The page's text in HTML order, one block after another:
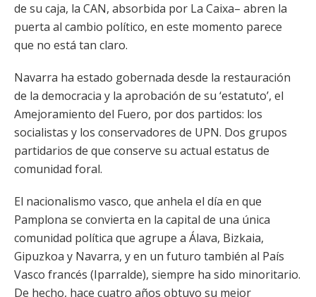
de su caja, la CAN, absorbida por La Caixa– abren la
puerta al cambio político, en este momento parece
que no está tan claro.
Navarra ha estado gobernada desde la restauración
de la democracia y la aprobación de su ‘estatuto’, el
Amejoramiento del Fuero, por dos partidos: los
socialistas y los conservadores de UPN. Dos grupos
partidarios de que conserve su actual estatus de
comunidad foral.
El nacionalismo vasco, que anhela el día en que
Pamplona se convierta en la capital de una única
comunidad política que agrupe a Álava, Bizkaia,
Gipuzkoa y Navarra, y en un futuro también al País
Vasco francés (Iparralde), siempre ha sido minoritario.
De hecho, hace cuatro años obtuvo su mejor